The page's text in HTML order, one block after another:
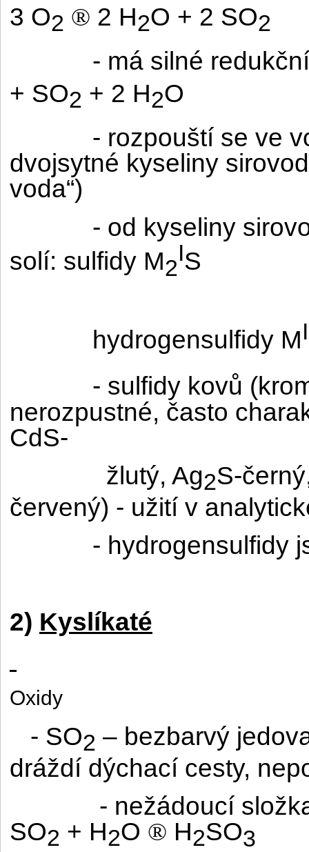
3 O2 ® 2 H2O + 2 SO2
- má silné
+ SO2 + 2 H2O
- rozpouští se ve
dvojsytné kyseliny
voda“)
- od kyseliny
solí: sulfidy M2
IS
hydrogensulfidy MI
- sulfidy kovů
nerozpustné, často
CdS-
žlutý, Ag2S-
červený) - užití v
- hydrogensulfidy
2) Kyslíkaté
Oxidy
- SO2 – bezbarvý
dráždí dýchací cesty,
- nežádoucí
SO2 + H2O ® H2SO3